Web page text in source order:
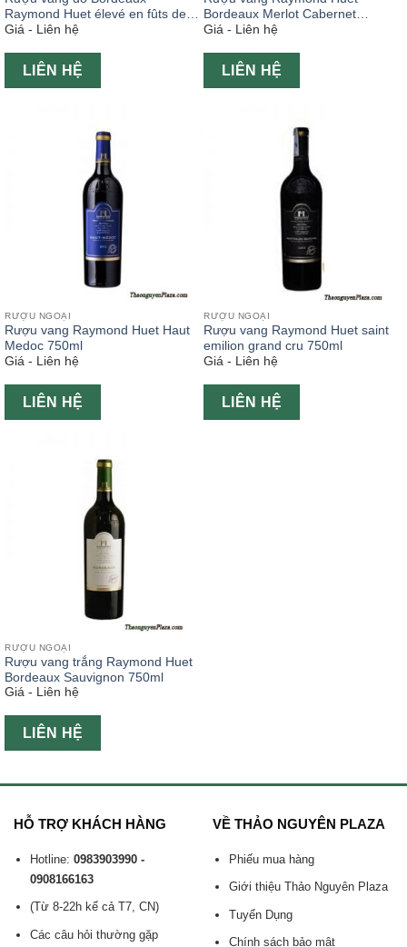
Raymond Huet élevé en fûts de
chêne chai 750ml
Giá - Liên hệ
LIÊN HỆ
Bordeaux Merlot Cabernet
Sauvignon 750ml
Giá - Liên hệ
LIÊN HỆ
RƯỢU NGOẠI
Rượu vang Raymond Huet Haut
Medoc 750ml
Giá - Liên hệ
LIÊN HỆ
RƯỢU NGOẠI
Rượu vang Raymond Huet saint
emilion grand cru 750ml
Giá - Liên hệ
LIÊN HỆ
RƯỢU NGOẠI
Rượu vang trắng Raymond Huet
Bordeaux Sauvignon 750ml
Giá - Liên hệ
LIÊN HỆ
HỖ TRỢ KHÁCH HÀNG
Hotline: 0983903990 -
0908166163
(Từ 8-22h kể cả T7, CN)
Các câu hỏi thường gặp
VỀ THẢO NGUYÊN PLAZA
Phiếu mua hàng
Giới thiệu Thảo Nguyên Plaza
Tuyển Dụng
Chính sách bảo mật